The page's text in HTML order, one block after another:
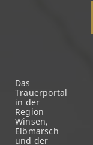
Das
Trauerportal
in der
Region
Winsen,
Elbmarsch
und der